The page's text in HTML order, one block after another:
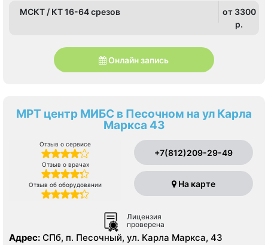
МСКТ / КТ 16-64 срезов
от 3300
p.
Онлайн запись
МРТ центр МИБС в Песочном на ул Карла
Маркса 43
Отзыв о сервисе
Отзыв о врачах
Отзыв об оборудовании
+7(812)209-29-49
На карте
Лицензия
проверена
Адрес: СПб, п. Песочный, ул. Карла Маркса, 43